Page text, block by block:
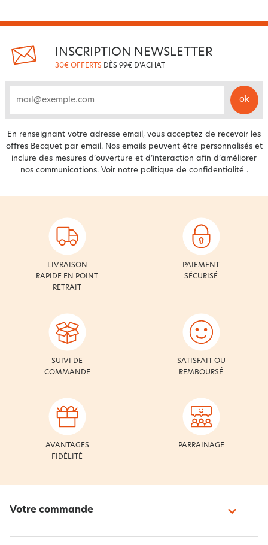
INSCRIPTION NEWSLETTER
30€ OFFERTS DÈS 99€ D'ACHAT
ok
En renseignant votre adresse email, vous acceptez de recevoir les
offres Becquet par email. Nos emails peuvent être personnalisés et
inclure des mesures d’ouverture et d’interaction afin d’améliorer
nos communications. Voir notre politique de confidentialité .
LIVRAISON
RAPIDE EN POINT
RETRAIT
PAIEMENT
SÉCURISÉ
SUIVI DE
COMMANDE
SATISFAIT OU
REMBOURSÉ
AVANTAGES
FIDÉLITÉ
PARRAINAGE
Votre commande